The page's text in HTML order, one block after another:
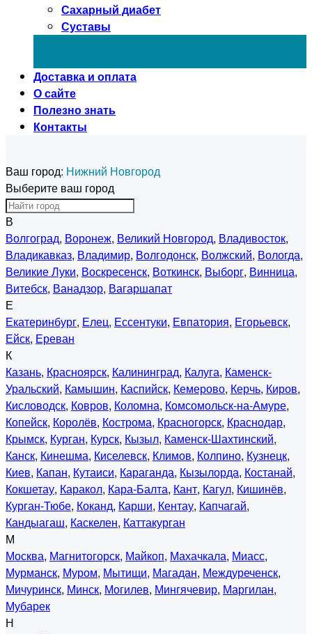
Сахарный диабет
Суставы
Доставка и оплата
О сайте
Полезно знать
Контакты
Ваш город: Нижний Новгород
Выберите ваш город
В
Волгоград, Воронеж, Великий Новгород, Владивосток,
Владикавказ, Владимир, Волгодонск, Волжский, Вологда,
Великие Луки, Воскресенск, Воткинск, Выборг, Винница,
Витебск, Ванадзор, Вагаршапат
Е
Екатеринбург, Елец, Ессентуки, Евпатория, Егорьевск,
Ейск, Ереван
К
Казань, Красноярск, Калининград, Калуга, Каменск-
Уральский, Камышин, Каспийск, Кемерово, Керчь, Киров,
Кисловодск, Ковров, Коломна, Комсомольск-на-Амуре,
Копейск, Королёв, Кострома, Красногорск, Краснодар,
Крымск, Курган, Курск, Кызыл, Каменск-Шахтинский,
Канск, Кинешма, Киселевск, Климов, Колпино, Кузнецк,
Киев, Капан, Кутаиси, Караганда, Кызылорда, Костанай,
Кокшетау, Каракол, Кара-Балта, Кант, Кагул, Кишинёв,
Курган-Тюбе, Коканд, Карши, Кентау, Капчагай,
Кандыагаш, Каскелен, Каттакурган
М
Москва, Магнитогорск, Майкоп, Махачкала, Миасс,
Мурманск, Муром, Мытищи, Магадан, Междуреченск,
Мичуринск, Минск, Могилев, Мингячевир, Маргилан,
Мубарек
Н